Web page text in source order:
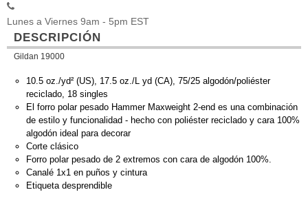
Lunes a Viernes 9am - 5pm EST
DESCRIPCIÓN
Gildan 19000
10.5 oz./yd² (US), 17.5 oz./L yd (CA), 75/25 algodón/poliéster
reciclado, 18 singles
El forro polar pesado Hammer Maxweight 2-end es una combinación
de estilo y funcionalidad - hecho con poliéster reciclado y cara 100%
algodón ideal para decorar
Corte clásico
Forro polar pesado de 2 extremos con cara de algodón 100%.
Canalé 1x1 en puños y cintura
Etiqueta desprendible